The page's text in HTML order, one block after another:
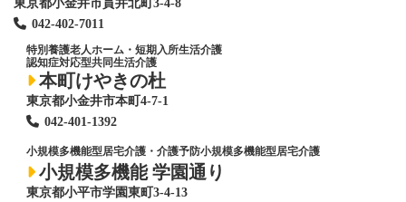
東京都小金井市貫井北町3-4-8
042-402-7011
特別養護老人ホーム ・短期入所生活介護
認知症対応型共同生活介護
本町けやきの杜
東京都小金井市本町4-7-1
042-401-1392
小規模多機能型居宅介護・介護予防小規模多機能型居宅介護
小規模多機能 学園通り
東京都小平市学園東町3-4-13